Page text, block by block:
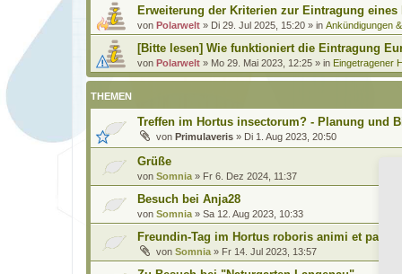
Erweiterung der Kriterien zur Eintragung eines
von Polarwelt » Di 29. Jul 2025, 15:20 » in Ankündigungen
[Bitte lesen] Wie funktioniert die Eintragung
von Polarwelt » Mo 29. Mai 2023, 12:25 » in Eingetragener
THEMEN
Treffen im Hortus insectorum? - Planung und
von Primulaveris » Di 1. Aug 2023, 20:50
Grüße
von Somnia » Fr 6. Dez 2024, 11:37
Besuch bei Anja28
von Somnia » Sa 12. Aug 2023, 10:33
Freundin-Tag im Hortus roboris animi et pax
von Somnia » Fr 14. Jul 2023, 13:57